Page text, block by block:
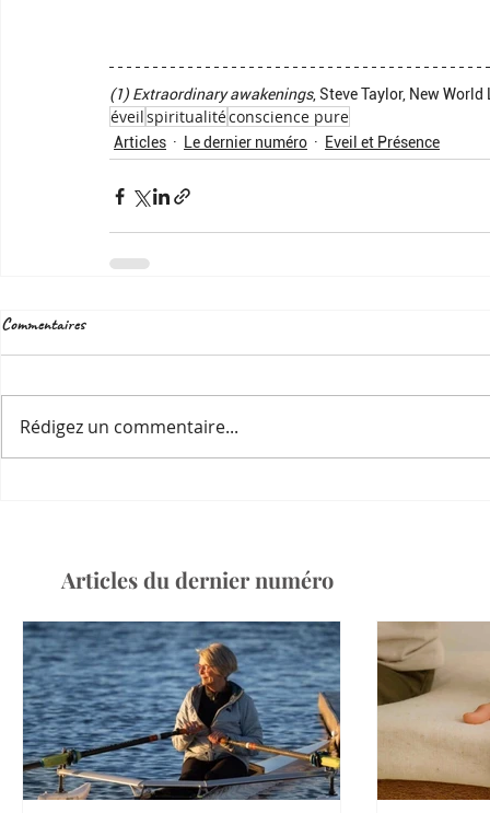
(1) Extraordinary awakenings, Steve Taylor, New
éveilspiritualitéconscience pure
Articles Le dernier numéro Eveil et Présence
Commentaires
Rédigez un commentaire...
Articles du dernier numéro